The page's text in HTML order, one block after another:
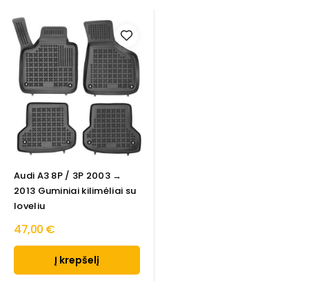
Audi A3 8P / 3P 2003 →
2013 Guminiai kilimėliai su
loveliu
47,00 €
Į krepšelį